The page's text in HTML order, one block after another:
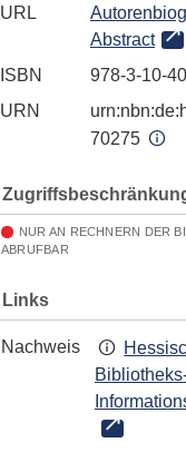
URL
Abstract
ISBN
978-3-10-
URN
70275
NUR AN RECHNERN DER
ABRUFBAR
Links
Nachweis